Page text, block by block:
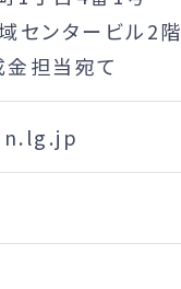
タービル2階
金担当宛て